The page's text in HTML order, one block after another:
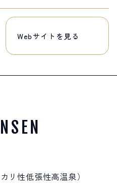
Webサイトを見る
リ性低張性高温泉）